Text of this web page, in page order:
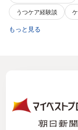
うつケア経験談
もっと見る